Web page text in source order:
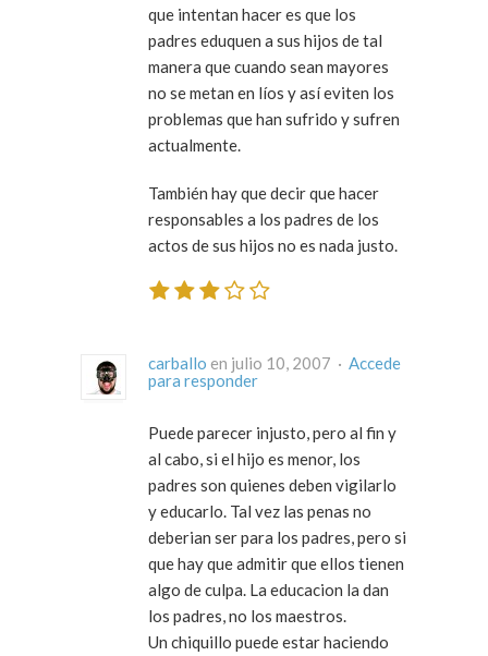
que intentan hacer es que los
padres eduquen a sus hijos de tal
manera que cuando sean mayores
no se metan en líos y así eviten los
problemas que han sufrido y sufren
actualmente.
También hay que decir que hacer
responsables a los padres de los
actos de sus hijos no es nada justo.
carballo en julio 10, 2007 · Accede
para responder
Puede parecer injusto, pero al fin y
al cabo, si el hijo es menor, los
padres son quienes deben vigilarlo
y educarlo. Tal vez las penas no
deberian ser para los padres, pero si
que hay que admitir que ellos tienen
algo de culpa. La educacion la dan
los padres, no los maestros.
Un chiquillo puede estar haciendo